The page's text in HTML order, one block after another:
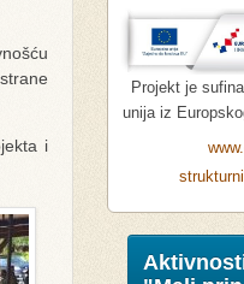
i
Projekt je
unija iz